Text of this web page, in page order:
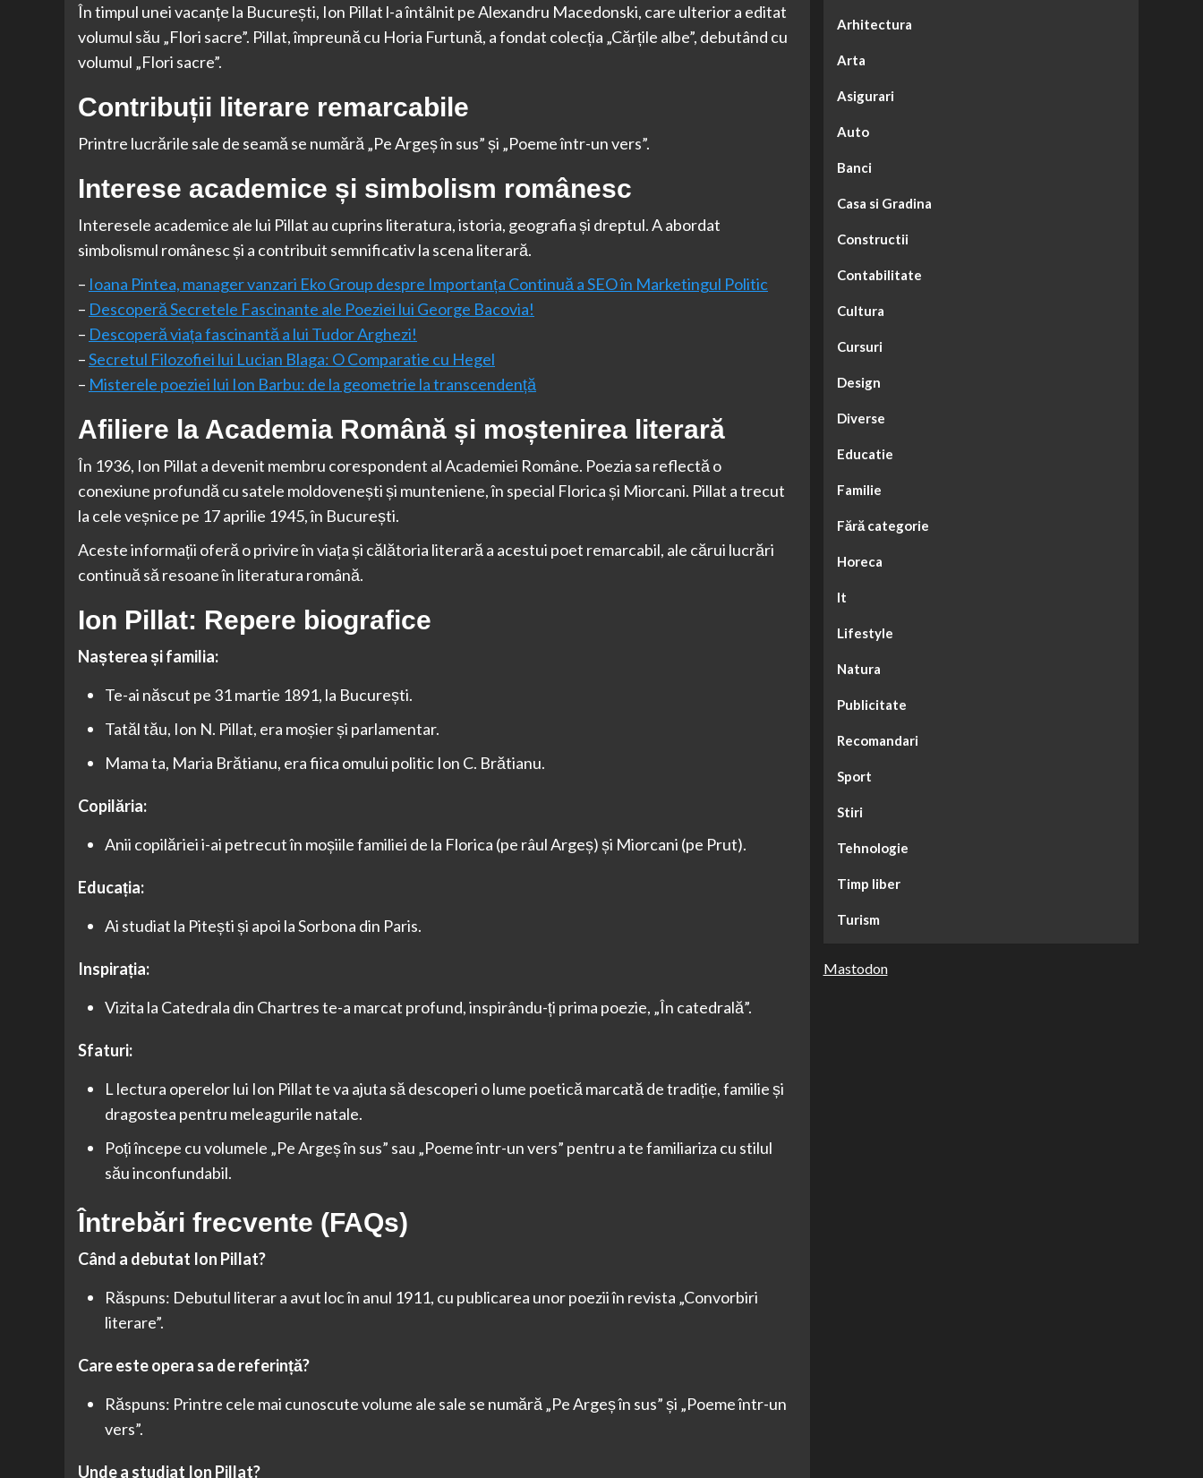
În timpul unei vacanțe la București, Ion Pillat l-a întâlnit pe Alexandru Macedonski, care ulterior a editat
volumul său „Flori sacre”. Pillat, împreună cu Horia Furtună, a fondat colecția „Cărțile albe”, debutând cu
volumul „Flori sacre”.
Contribuții literare remarcabile
Printre lucrările sale de seamă se numără „Pe Argeș în sus” și „Poeme într-un vers”.
Interese academice și simbolism românesc
Interesele academice ale lui Pillat au cuprins literatura, istoria, geografia și dreptul. A abordat
simbolismul românesc și a contribuit semnificativ la scena literară.
– Ioana Pintea, manager vanzari Eko Group despre Importanța Continuă a SEO în Marketingul Politic
– Descoperă Secretele Fascinante ale Poeziei lui George Bacovia!
– Descoperă viața fascinantă a lui Tudor Arghezi!
–Secretul Filozofiei lui Lucian Blaga: O Comparatie cu Hegel
– Misterele poeziei lui Ion Barbu: de la geometrie la transcendență
Afiliere la Academia Română și moștenirea literară
În 1936, Ion Pillat a devenit membru corespondent al Academiei Române. Poezia sa reflectă o
conexiune profundă cu satele moldovenești și munteniene, în special Florica și Miorcani. Pillat a trecut
la cele veșnice pe 17 aprilie 1945, în București.
Aceste informații oferă o privire în viața și călătoria literară a acestui poet remarcabil, ale cărui lucrări
continuă să resoane în literatura română.
Ion Pillat: Repere biografice
Nașterea și familia:
Te-ai născut pe 31 martie 1891, la București.
Tatăl tău, Ion N. Pillat, era moșier și parlamentar.
Mama ta, Maria Brătianu, era fiica omului politic Ion C. Brătianu.
Copilăria:
Anii copilăriei i-ai petrecut în moșiile familiei de la Florica (pe râul Argeș) și Miorcani (pe Prut).
Educația:
Ai studiat la Pitești și apoi la Sorbona din Paris.
Inspirația:
Vizita la Catedrala din Chartres te-a marcat profund, inspirându-ți prima poezie, „În catedrală”.
Sfaturi:
L lectura operelor lui Ion Pillat te va ajuta să descoperi o lume poetică marcată de tradiție, familie și
dragostea pentru meleagurile natale.
Poți începe cu volumele „Pe Argeș în sus” sau „Poeme într-un vers” pentru a te familiariza cu stilul
său inconfundabil.
Întrebări frecvente (FAQs)
Când a debutat Ion Pillat?
Răspuns: Debutul literar a avut loc în anul 1911, cu publicarea unor poezii în revista „Convorbiri
literare”.
Care este opera sa de referință?
Răspuns: Printre cele mai cunoscute volume ale sale se numără „Pe Argeș în sus” și „Poeme într-un
vers”.
Unde a studiat Ion Pillat?
Arhitectura
Arta
Asigurari
Auto
Banci
Casa si Gradina
Constructii
Contabilitate
Cultura
Cursuri
Design
Diverse
Educatie
Familie
Fără categorie
Horeca
It
Lifestyle
Natura
Publicitate
Recomandari
Sport
Stiri
Tehnologie
Timp liber
Turism
Mastodon